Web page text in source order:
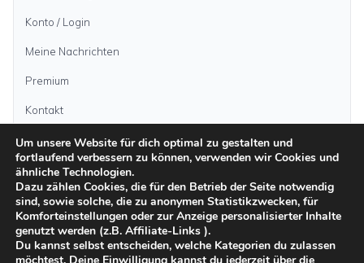
Konto / Login
Meine Nachrichten
Premium
Kontakt
Anzeige aufgeben
Kategorien
Um unsere Website für dich optimal zu gestalten und
fortlaufend verbessern zu können, verwenden wir Cookies und
ähnliche Technologien.
Dazu zählen Cookies, die für den Betrieb der Seite notwendig
sind, sowie solche, die zu anonymen Statistikzwecken, für
Komforteinstellungen oder zur Anzeige personalisierter Inhalte
genutzt werden (z.B. Affiliate-Links ).
Du kannst selbst entscheiden, welche Kategorien du zulassen